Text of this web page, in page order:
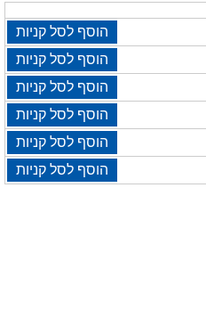
הוסף לסל קניות
הוסף לסל קניות
הוסף לסל קניות
הוסף לסל קניות
הוסף לסל קניות
הוסף לסל קניות